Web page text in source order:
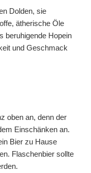
Dolden, sie
ätherische Öle
beruhigende Hopein
und Geschmack
oben an, denn der
Einschänken an.
Bier zu Hause
Flaschenbier sollte